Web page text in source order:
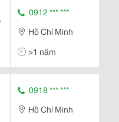
0912 *** ***
Hồ Chí Minh
>1 năm
0918 *** ***
Hồ Chí Minh